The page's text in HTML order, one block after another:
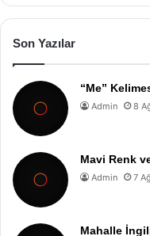
Son Yazılar
“Me”
Admin 8
Mavi Renk
Admin 7
Mahalle